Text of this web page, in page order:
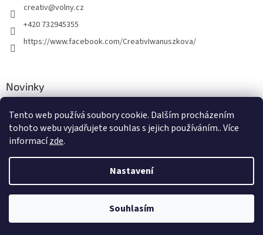
Tento web používá soubory cookie. Dalším procházením
tohoto webu vyjadřujete souhlas s jejich používáním.. Více
informacízde.
Nastavení
Souhlasím
creativ@volny.cz
+420 732945355
https://www.facebook.com/CreativIwanuszkova/
Novinky
30.8.2018
Vytvořil Shoptet
Creativ. Všechna práva vyhrazena.